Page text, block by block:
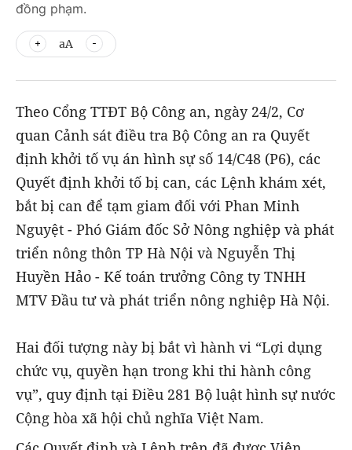
đồng phạm.
aA
Theo Cổng TTĐT Bộ Công an, ngày 24/2, Cơ
quan Cảnh sát điều tra Bộ Công an ra Quyết
định khởi tố vụ án hình sự số 14/C48 (P6), các
Quyết định khởi tố bị can, các Lệnh khám xét,
bắt bị can để tạm giam đối với Phan Minh
Nguyệt - Phó Giám đốc Sở Nông nghiệp và phát
triển nông thôn TP Hà Nội và Nguyễn Thị
Huyền Hảo - Kế toán trưởng Công ty TNHH
MTV Đầu tư và phát triển nông nghiệp Hà Nội.
Hai đối tượng này bị bắt vì hành vi “Lợi dụng
chức vụ, quyền hạn trong khi thi hành công
vụ”, quy định tại Điều 281 Bộ luật hình sự nước
Cộng hòa xã hội chủ nghĩa Việt Nam.